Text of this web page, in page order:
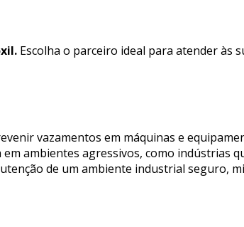
Escolha o parceiro ideal para atender às
vazamentos em máquinas e
ambientes agressivos, como indústrias
de um ambiente industrial seguro,